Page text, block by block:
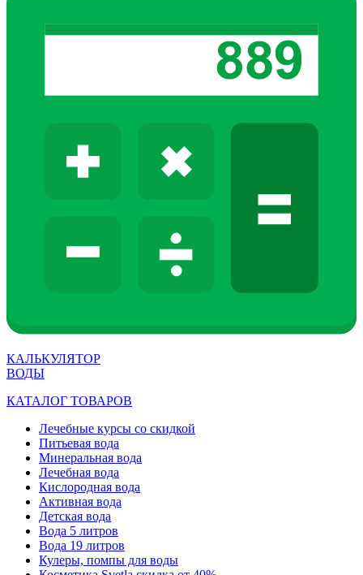
КАЛЬКУЛЯТОР
ВОДЫ
КАТАЛОГ ТОВАРОВ
Лечебные курсы со скидкой
Питьевая вода
Минеральная вода
Лечебная вода
Кислородная вода
Активная вода
Детская вода
Вода 5 литров
Вода 19 литров
Кулеры, помпы для воды